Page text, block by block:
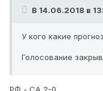
В 14.06.2018 в
У кого какие
Голосование